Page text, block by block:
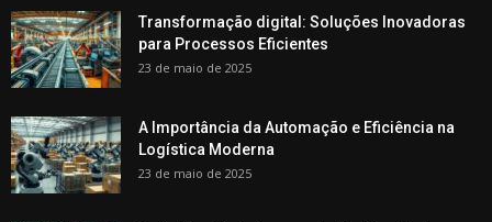
Transformação digital: Soluções Inovadoras
para Processos Eficientes
23 de maio de 2025
A Importância da Automação e Eficiência na
Logística Moderna
23 de maio de 2025